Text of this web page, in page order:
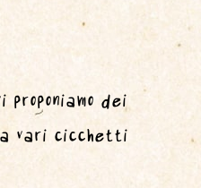
dei
vari cicchetti